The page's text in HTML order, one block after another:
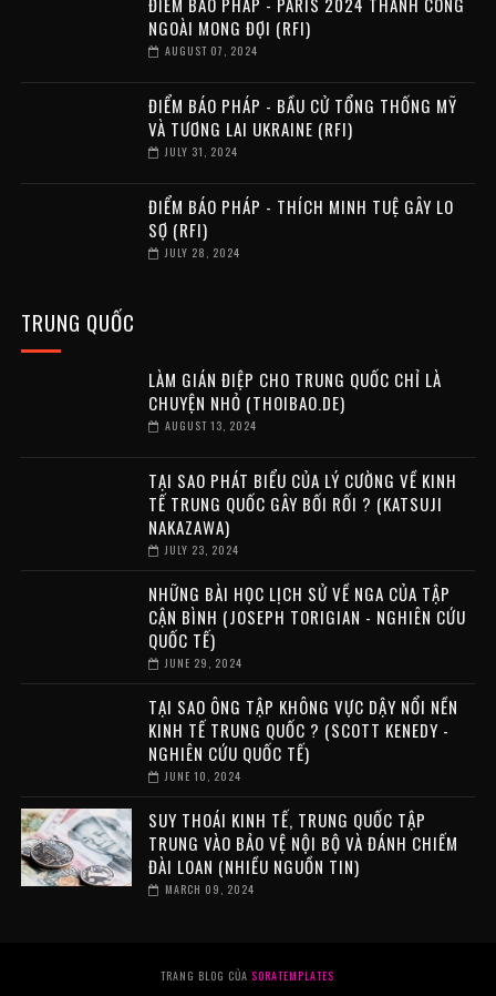
NGOÀI MONG ĐỢI (RFI)
AUGUST 07, 2024
ĐIỂM BÁO PHÁP - BẦU CỬ TỔNG THỐNG MỸ
VÀ TƯƠNG LAI UKRAINE (RFI)
JULY 31, 2024
ĐIỂM BÁO PHÁP - THÍCH MINH TUỆ GÂY LO
SỢ (RFI)
JULY 28, 2024
TRUNG QUỐC
LÀM GIÁN ĐIỆP CHO TRUNG QUỐC CHỈ LÀ
CHUYỆN NHỎ (THOIBAO.DE)
AUGUST 13, 2024
TẠI SAO PHÁT BIỂU CỦA LÝ CƯỜNG VỀ KINH
TẾ TRUNG QUỐC GÂY BỐI RỐI ? (KATSUJI
NAKAZAWA)
JULY 23, 2024
NHỮNG BÀI HỌC LỊCH SỬ VỀ NGA CỦA TẬP
CẬN BÌNH (JOSEPH TORIGIAN - NGHIÊN CỨU
QUỐC TẾ)
JUNE 29, 2024
TẠI SAO ÔNG TẬP KHÔNG VỰC DẬY NỔI NỀN
KINH TẾ TRUNG QUỐC ? (SCOTT KENEDY -
NGHIÊN CỨU QUỐC TẾ)
JUNE 10, 2024
SUY THOÁI KINH TẾ, TRUNG QUỐC TẬP
TRUNG VÀO BẢO VỆ NỘI BỘ VÀ ĐÁNH CHIẾM
ĐÀI LOAN (NHIỀU NGUỒN TIN)
MARCH 09, 2024
TRANG BLOG CỦA SORATEMPLATES